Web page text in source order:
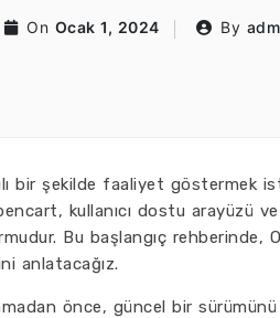
On Ocak 1, 2024 By
bir şekilde faaliyet göstermek
kullanıcı dostu arayüzü
Bu başlangıç rehberinde,
anlatacağız.
önce, güncel bir